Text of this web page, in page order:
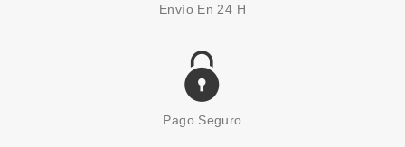
Envío En 24 H
Pago Seguro